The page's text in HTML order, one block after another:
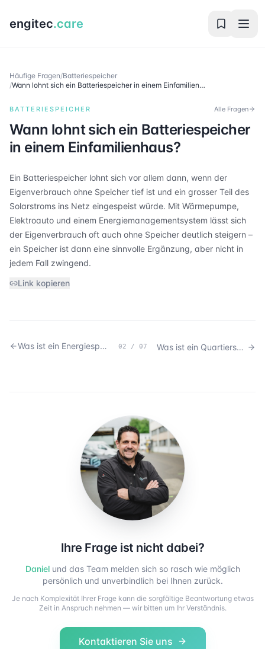
engitec.care
Häufige Fragen/Batteriespeicher
/Wann lohnt sich ein Batteriespeicher in einem Einfamilien…
BATTERIESPEICHER Alle Fragen
Wann lohnt sich ein Batteriespeicher
in einem Einfamilienhaus?
Ein Batteriespeicher lohnt sich vor allem dann, wenn der
Eigenverbrauch ohne Speicher tief ist und ein grosser Teil des
Solarstroms ins Netz eingespeist würde. Mit Wärmepumpe,
Elektroauto und einem Energiemanagementsystem lässt sich
der Eigenverbrauch oft auch ohne Speicher deutlich steigern –
ein Speicher ist dann eine sinnvolle Ergänzung, aber nicht in
jedem Fall zwingend.
Link kopieren
Was ist ein Energiespeicher und wie funktioniert er? 02 / 07 Was ist ein Quartierspeicher und wann ist er sinnvoll?
Ihre Frage ist nicht dabei?
Danielund das Team melden sich so rasch wie möglich
persönlich und unverbindlich bei Ihnen zurück.
Je nach Komplexität Ihrer Frage kann die sorgfältige Beantwortung etwas
Zeit in Anspruch nehmen — wir bitten um Ihr Verständnis.
Kontaktieren Sie uns